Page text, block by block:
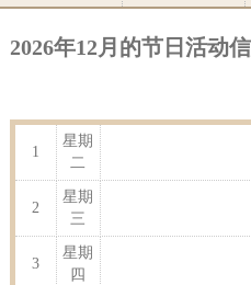
2026年12月的节日活动
1
星期
二
2
星期
三
3
星期
四